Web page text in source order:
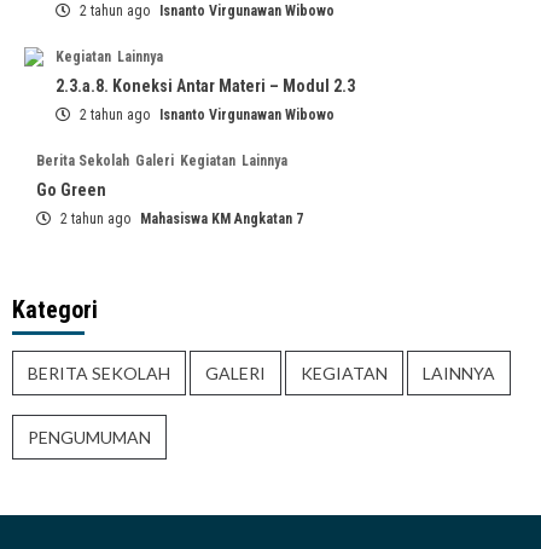
2 tahun ago Isnanto Virgunawan Wibowo
Kegiatan Lainnya
2.3.a.8. Koneksi Antar Materi – Modul 2.3
2 tahun ago Isnanto Virgunawan Wibowo
Berita Sekolah Galeri Kegiatan Lainnya
Go Green
2 tahun ago Mahasiswa KM Angkatan 7
Kategori
BERITA SEKOLAH GALERI KEGIATAN LAINNYA
PENGUMUMAN